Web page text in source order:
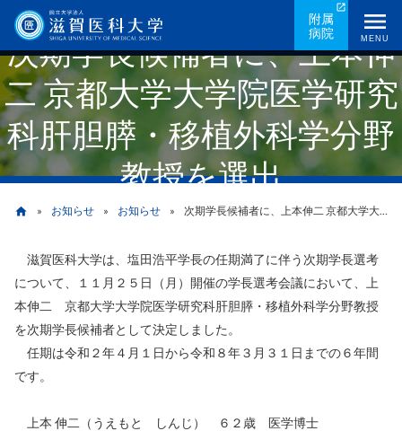
ン
コ
ン
テ
ン
ツ
附属
病院
MENU
次期学長候補者に、上本伸
二 京都大学大学院医学研究
科肝胆膵・移植外科学分野
教授を選出
パ
ン
く
ず
home お知らせ お知らせ 次期学長候補者に、上本伸二 京都大学大学院医学研究科肝胆膵・移植外科学分野教授を選出
滋賀医科大学は、塩田浩平学長の任期満了に伴う次期学長選考
について、１１月２５日（月）開催の学長選考会議において、上
本伸二 京都大学大学院医学研究科肝胆膵・移植外科学分野教授
を次期学長候補者として決定しました。
任期は令和２年４月１日から令和８年３月３１日までの６年間
です。
上本 伸二（うえもと しんじ） ６２歳 医学博士